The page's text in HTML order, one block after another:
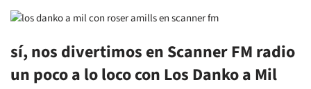
sí, nos divertimos en Scanner FM radio
un poco a lo loco con Los Danko a Mil